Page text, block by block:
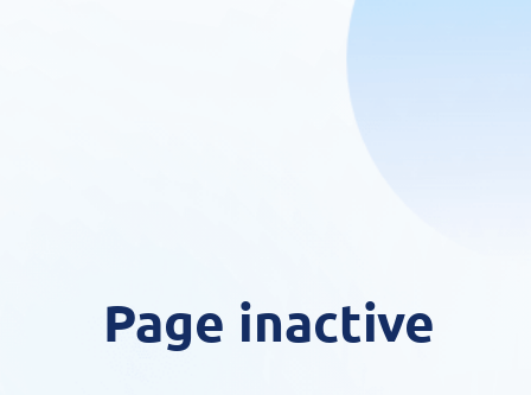
Page inactive